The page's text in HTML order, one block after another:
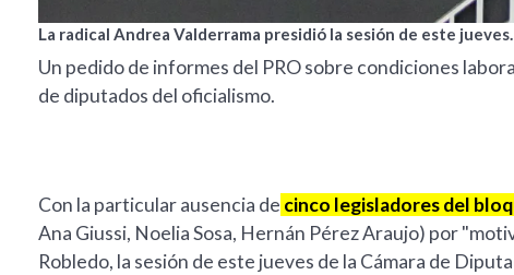
La radical Andrea Valderrama presidió la sesión de este jueves.
Un pedido de informes del PRO sobre condiciones
de diputados del oficialismo.
Con la particular ausencia de cinco legisladores del
Ana Giussi, Noelia Sosa, Hernán Pérez Araujo) por
Robledo, la sesión de este jueves de la Cámara de